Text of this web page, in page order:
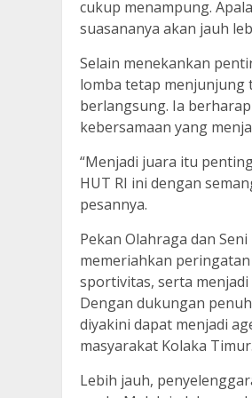
cukup menampung.
suasananya akan jauh
Selain menekankan
lomba tetap menjunjung
berlangsung. Ia
kebersamaan yang
“Menjadi juara itu
HUT RI ini dengan
pesannya.
Pekan Olahraga dan
memeriahkan
sportivitas, serta
Dengan dukungan
diyakini dapat menjadi
masyarakat Kolaka Timur.
Lebih jauh,